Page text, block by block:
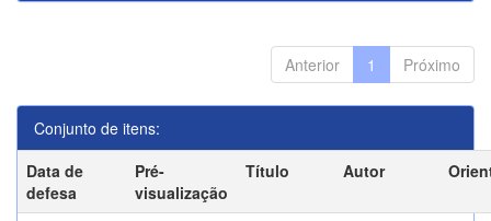
Anterior 1 Próximo
Conjunto de itens:
Data de
defesa
Pré-
visualização
Título Autor